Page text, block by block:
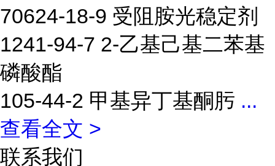
70624-18-9 受阻胺光稳定剂
1241-94-7 2-乙基己基二苯基
磷酸酯
105-44-2 甲基异丁基酮肟 ...
查看全文 >
联系我们